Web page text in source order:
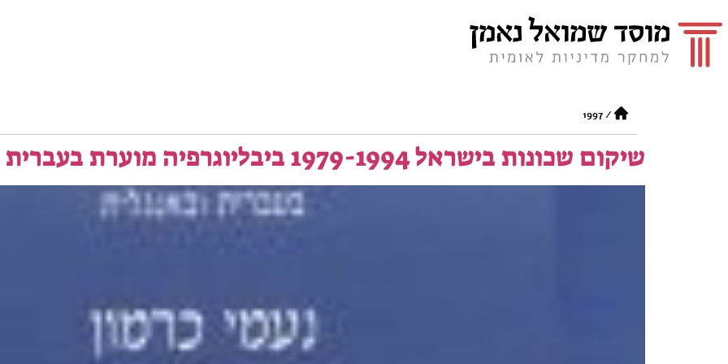
/
1997
שיקום שכונות בישראל 1979-1994 ביבליוגרפיה מוערת בעברית ובאנגלית